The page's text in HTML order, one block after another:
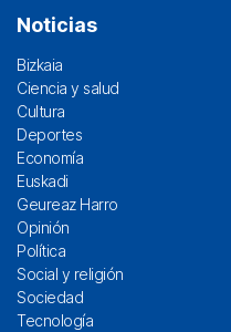
Noticias
Bizkaia
Ciencia y salud
Cultura
Deportes
Economía
Euskadi
Geureaz Harro
Opinión
Política
Social y religión
Sociedad
Tecnología